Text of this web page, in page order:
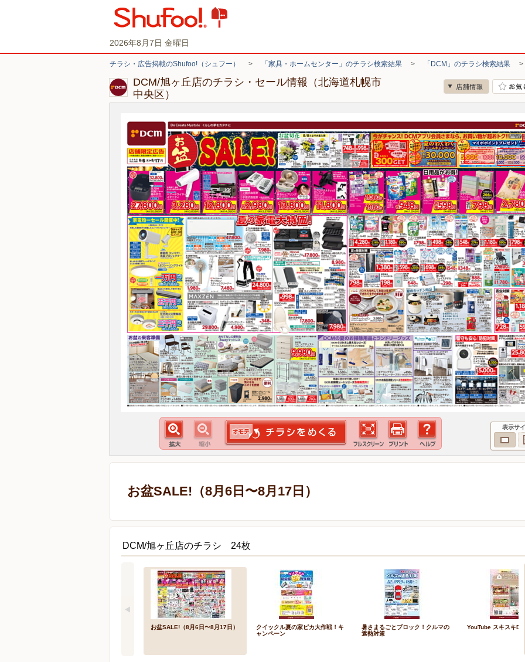
2026年8月7日 金曜日
チラシ・広告掲載のShufoo!（シュフー） > 「家具・ホームセンター」のチラシ検索結果 > 「DCM」のチラシ検索結果
DCM/旭ヶ丘店のチラシ・セール情報（北海道札幌市
中央区）
表示サ
お盆SALE!（8月6日〜8月17日）
DCM/旭ヶ丘店のチラシ 24枚
お盆SALE!（8月6日〜8月17日）
クイックル夏の家ピカ大作戦！キ
ャンペーン
暑さまるごとブロック！クルマの
遮熱対策
YouTube スキスキ